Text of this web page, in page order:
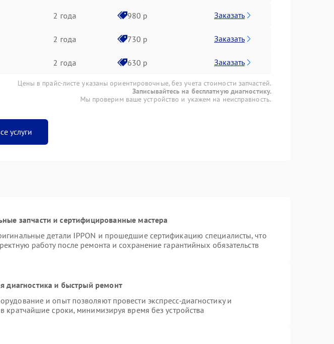
2 года 980 р Заказать
2 года 730 р Заказать
2 года 630 р Заказать
Цены в прайс-листе указаны ориентировочные, без учета стоимости запчастей.
Записывайтесь на бесплатную диагностику.
Мы проверим ваше устройство и укажем на неисправность.
услуги
запчасти и сертифицированные мастера
детали IPPON и прошедшие сертификацию специалисты, что
работу после ремонта и сохранение гарантийных обязательств
диагностика и быстрый ремонт
и опыт позволяют провести экспресс-диагностику и
кратчайшие сроки, минимизируя время без устройства